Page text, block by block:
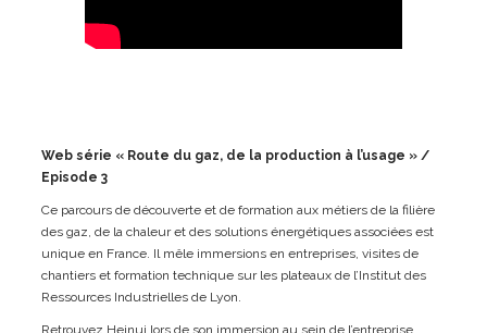
Web série « Route du gaz, de la production à l’usage » /
Episode 3
Ce parcours de découverte et de formation aux métiers de la filière
des gaz, de la chaleur et des solutions énergétiques associées est
unique en France. Il mêle immersions en entreprises, visites de
chantiers et formation technique sur les plateaux de l’Institut des
Ressources Industrielles de Lyon.
Retrouvez Heinui lors de son immersion au sein de l’entreprise